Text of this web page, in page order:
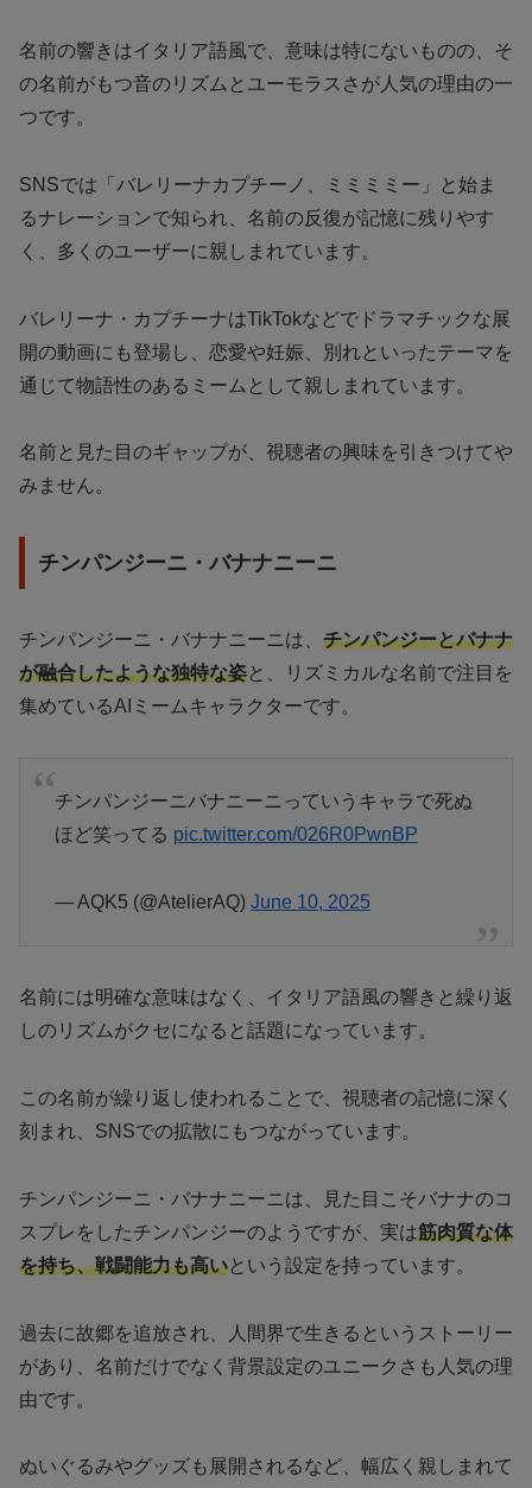
名前の響きはイタリア語風で、意味は特にないものの、そ
の名前がもつ音のリズムとユーモラスさが人気の理由の一
つです。
SNSでは「バレリーナカプチーノ、ミミミミー」と始ま
るナレーションで知られ、名前の反復が記憶に残りやす
く、多くのユーザーに親しまれています。
バレリーナ・カプチーナはTikTokなどでドラマチックな展
開の動画にも登場し、恋愛や妊娠、別れといったテーマを
通じて物語性のあるミームとして親しまれています。
名前と見た目のギャップが、視聴者の興味を引きつけてや
みません。
チンパンジーニ・バナナニーニ
チンパンジーニ・バナナニーニは、 チンパンジーとバナナ
が融合したような独特な姿と、リズミカルな名前で注目を
集めているAIミームキャラクターです。
チンパンジーニバナニーニっていうキャラで死ぬ
ほど笑ってる pic.twitter.com/026R0PwnBP
— AQK5 (@AtelierAQ) June 10, 2025
名前には明確な意味はなく、イタリア語風の響きと繰り返
しのリズムがクセになると話題になっています。
この名前が繰り返し使われることで、視聴者の記憶に深く
刻まれ、SNSでの拡散にもつながっています。
チンパンジーニ・バナナニーニは、見た目こそバナナのコ
スプレをしたチンパンジーのようですが、実は筋肉質な体
を持ち、戦闘能力も高いという設定を持っています。
過去に故郷を追放され、人間界で生きるというストーリー
があり、名前だけでなく背景設定のユニークさも人気の理
由です。
ぬいぐるみやグッズも展開されるなど、幅広く親しまれて